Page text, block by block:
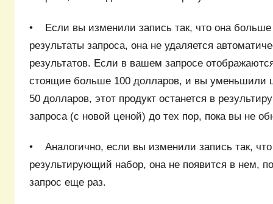
• Если вы изменили запись так, что она больше
результаты запроса, она не удаляется
результатов. Если в вашем запросе
стоящие больше 100 долларов, и вы уменьшили
50 долларов, этот продукт останется в
запроса (с новой ценой) до тех пор, пока вы не
• Аналогично, если вы изменили запись так,
результирующий набор, она не появится в нем,
запрос еще раз.